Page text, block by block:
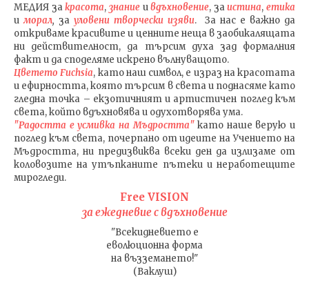
МЕДИЯ закрасота, знаниеивдъхновение, заистина, етика
иморал, за уловени творчески изяви. За нас е важно да
откриваме красивите и ценните неща в заобикалящата
ни действителност, да търсим духа зад формалния
факт и да споделяме искрено вълнуващото.
Цветето Fuchsia, като наш символ, е израз на красотата
и ефирността, която търсим в света и поднасяме като
гледна точка – екзотичният и артистичен поглед към
света, който вдъхновява и одухотворява ума.
"Радостта е усмивка на Мъдростта"като наше верую и
поглед към света, почерпано от идеите на Учението на
Мъдростта, ни предизвиква всеки ден да излизаме от
коловозите на утъпканите пътеки и неработещите
мирогледи.
Free VISION
за ежедневие с вдъхновение
"Всекидневието е
еволюционна форма
на възземането!"
(Ваклуш)